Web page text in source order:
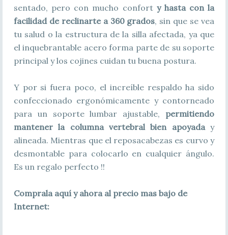
sentado, pero con mucho confort y hasta con la
facilidad de reclinarte a 360 grados, sin que se vea
tu salud o la estructura de la silla afectada, ya que
el inquebrantable acero forma parte de su soporte
principal y los cojines cuidan tu buena postura.
Y por si fuera poco, el increíble respaldo ha sido
confeccionado ergonómicamente y contorneado
para un soporte lumbar ajustable, permitiendo
mantener la columna vertebral bien apoyaday
alineada. Mientras que el reposacabezas es curvo y
desmontable para colocarlo en cualquier ángulo.
Es un regalo perfecto !!
Comprala aquí y ahora al precio mas bajo de
Internet: